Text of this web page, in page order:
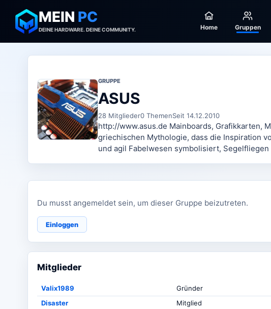
MEIN PC
DEINE HARDWARE. DEINE COMMUNITY. Home Gruppen
GRUPPE
ASUS
28 Mitglieder0 ThemenSeit 14.12.2010
http://www.asus.de Mainboards, Grafikkarten,
griechischen Mythologie, dass die Inspiration
und agil Fabelwesen symbolisiert,
Du musst angemeldet sein, um dieser Gruppe beizutreten.
Einloggen
Mitglieder
Valix1989 Gründer
Disaster
Mitglied